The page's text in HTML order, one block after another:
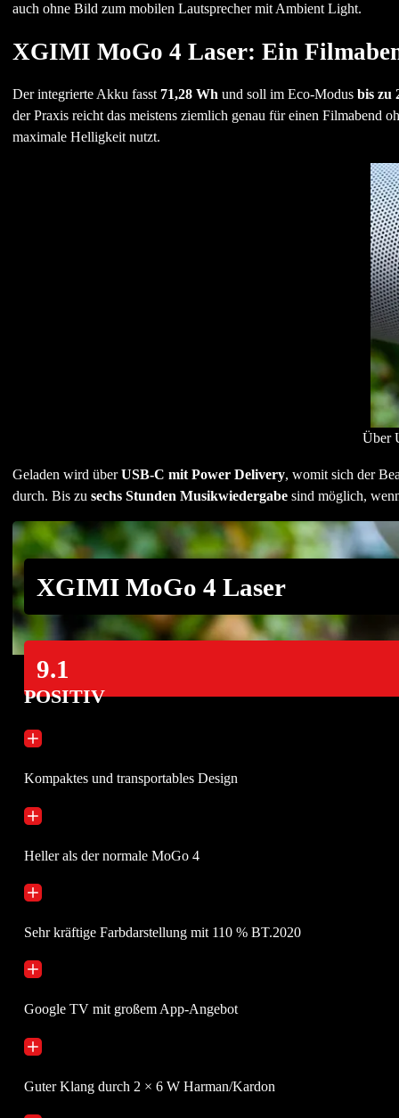
auch ohne Bild zum mobilen Lautsprecher mit Ambient Light.
XGIMI MoGo 4 Laser: Ein
Der integrierte Akku fasst 71,28 Whund soll im Eco-Modus bis zu
der Praxis reicht das meistens ziemlich genau für einen Filmabend
maximale Helligkeit nutzt.
Über
Geladen wird überUSB-C mit Power Delivery, womit sich der
durch. Bis zu sechs Stunden Musikwiedergabesind möglich,
XGIMI MoGo 4 Laser
9.1
POSITIV
Kompaktes und transportables Design
Heller als der normale MoGo 4
Sehr kräftige Farbdarstellung mit 110 % BT.2020
Google TV mit großem App-Angebot
Guter Klang durch 2 × 6 W Harman/Kardon